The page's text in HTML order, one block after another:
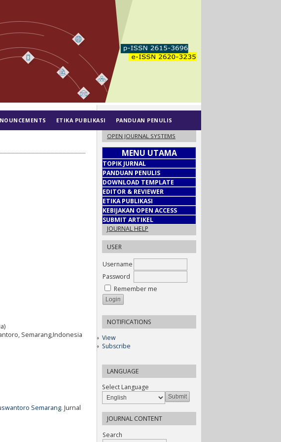
OPEN JOURNAL SYSTEMS
MENU UTAMA
TOPIK JURNAL
PANDUAN PENULIS
DOWNLOAD TEMPLATE
EDITOR & REVIEWER
ETIKA PUBLIKASI
KEBIJAKAN OPEN ACCESS
SUBMIT ARTIKEL
JOURNAL HELP
USER
Username
Password
Remember me
NOTIFICATIONS
View
Subscribe
LANGUAGE
Select Language
JOURNAL CONTENT
Search
ETIKA PUBLIKASI PANDUAN PENULIS
Semarang,Indonesia
Semarang. Jurnal